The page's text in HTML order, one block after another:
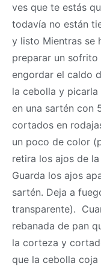
ves que te estás
todavía no están
y listo Mientras se
preparar un sofrito
engordar el caldo
la cebolla y
en una sartén con
cortados en
un poco de color
retira los ajos de
Guarda los ajos
sartén. Deja a
transparente).
rebanada de pan
la corteza y
que la cebolla